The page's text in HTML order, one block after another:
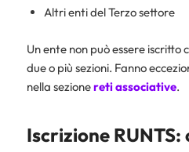
Altri enti del Terzo settore
Un ente non può essere
due o più sezioni. Fanno
nella sezionereti associative.
Iscrizione